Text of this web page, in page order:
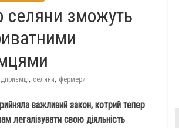
селяни зможуть
, селяни, фермери
важливий закон, котрий тепер
легалізувати свою діяльність